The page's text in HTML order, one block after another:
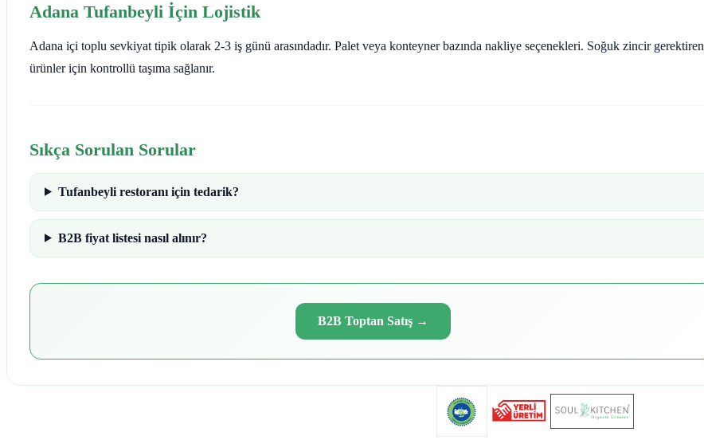
Adana Tufanbeyli İçin Lojistik
Adana içi toplu sevkiyat tipik olarak 2-3 iş günü arasındadır. Palet veya konteyner bazında nakliye seçenekleri. Soğuk zincir gerektiren
ürünler için kontrollü taşıma sağlanır.
Sıkça Sorulan Sorular
Tufanbeyli restoranı için tedarik?
B2B fiyat listesi nasıl alınır?
B2B Toptan Satış→